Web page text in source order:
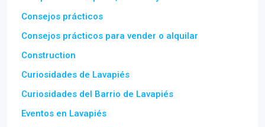
Consejos prácticos
Consejos prácticos para vender o alquilar
Construction
Curiosidades de Lavapiés
Curiosidades del Barrio de Lavapiés
Eventos en Lavapiés